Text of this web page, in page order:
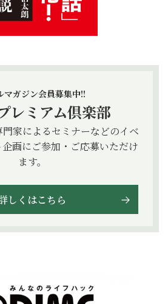
マガジン会員募集中!!
レミアム倶楽部
家によるセミナーなどのイベ
企画にご参加・ご応募いただけ
ます。
しくはこちら